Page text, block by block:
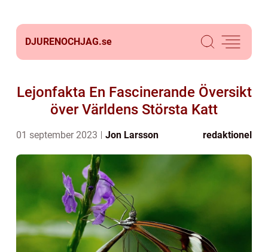
DJURENOCHJAG.se
Lejonfakta En Fascinerande Översikt
över Världens Största Katt
01 september 2023 Jon Larsson redaktionel